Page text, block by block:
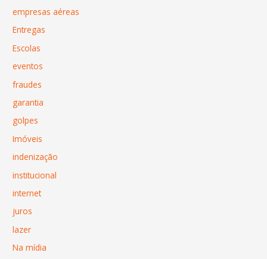
empresas aéreas
Entregas
Escolas
eventos
fraudes
garantia
golpes
Imóveis
indenização
institucional
internet
juros
lazer
Na mídia